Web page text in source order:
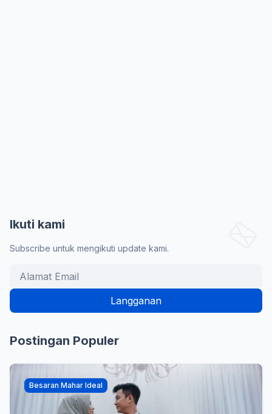
Ikuti kami
Subscribe untuk mengikuti update kami.
Postingan Populer
Besaran Mahar Ideal